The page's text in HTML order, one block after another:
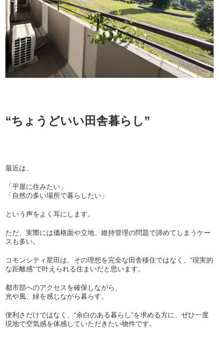
“ちょうどいい田舎暮らし”
最近は、
「平屋に住みたい」
「自然の多い場所で暮らしたい」
という声をよく耳にします。
ただ、実際には価格面や立地、維持管理の問題で諦めてしまうケー
スも多い。
コモンシティ星田は、その理想を完全な田舎移住ではなく、“現実的
な距離感”で叶えられる住まいだと思います。
都市部へのアクセスを確保しながら、
光や風、緑を感じながら暮らす。
便利さだけではなく、“余白のある暮らし”を求める方に、ぜひ一度
現地で空気感を体感していただきたい物件です。